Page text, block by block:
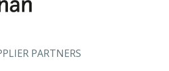
PARTNERS